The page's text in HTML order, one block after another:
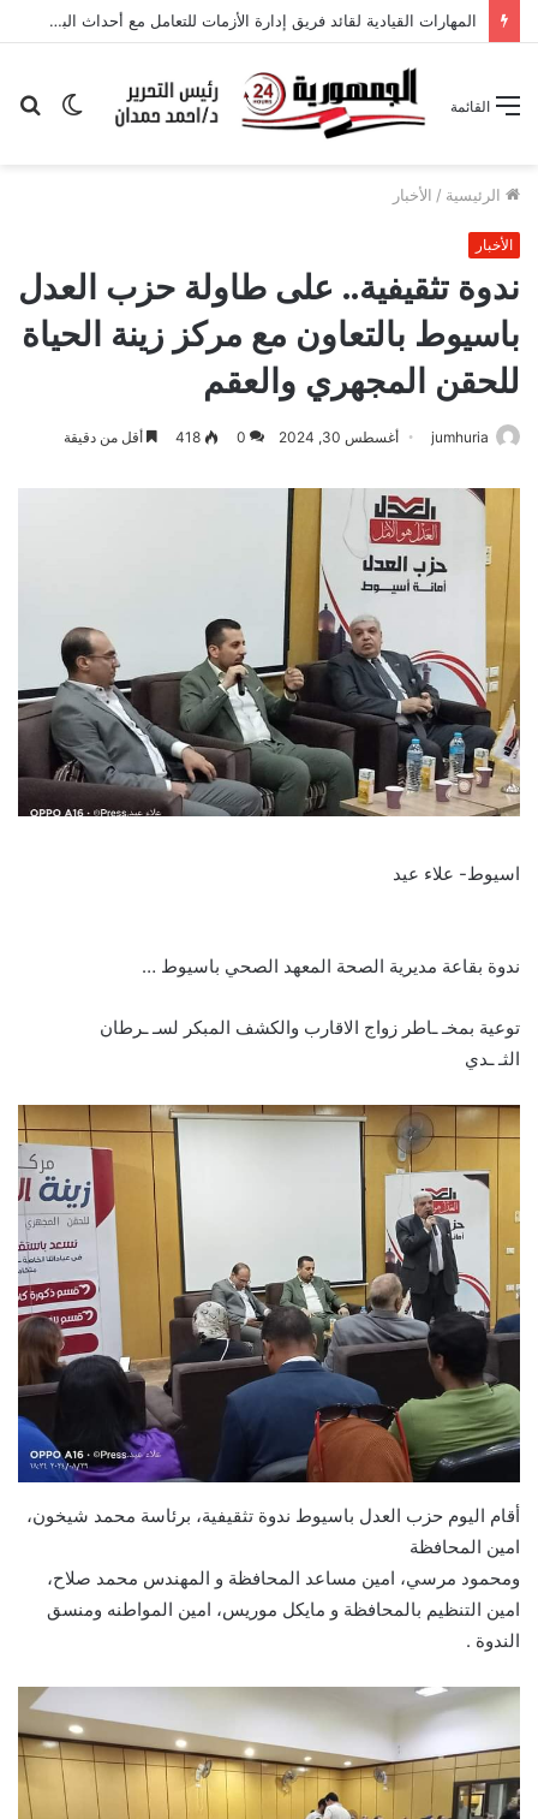
القيادة المدرسية الذكية والتحول الرقمي في التعليم رؤية مقترحة
الوضع
القائمة
الرئيسية / الأخبار
الأخبار
ندوة تثقيفية.. على طاولة حزب العدل
باسيوط بالتعاون مع مركز زينة الحياة
للحقن المجهري والعقم
jumhuria أغسطس 30, 2024 0
418 أقل من دقيقة
اسيوط- علاء عيد
ندوة بقاعة مديرية الصحة المعهد الصحي باسيوط …
توعية بمخـ ـاطر زواج الاقارب والكشف المبكر لسـ ـرطان
الثـ ـدي
أقام اليوم حزب العدل باسيوط ندوة تثقيفية، برئاسة محمد شيخون،
امين المحافظة
ومحمود مرسي، امين مساعد المحافظة و المهندس محمد صلاح،
امين التنظيم بالمحافظة و مايكل موريس، امين المواطنه ومنسق
الندوة .